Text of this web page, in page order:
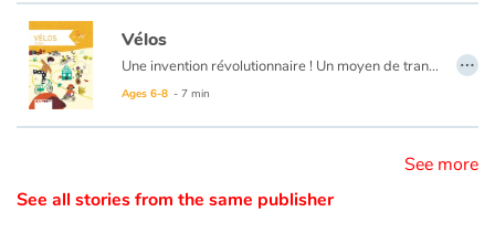
Catalogue anglais
Help
Vélos
Une invention révolutionnaire ! Un moyen de transport écologique. Il libère les femmes, fait la révolution en Chine, remplace les voitures quand il n'y a plus d'essence. On s'en sert même pour faire le Tour de France. Partout dans le monde, les vélos sont indispensables.
Ages 6-8 - 7 min
…
See more
See all stories from the same publisher